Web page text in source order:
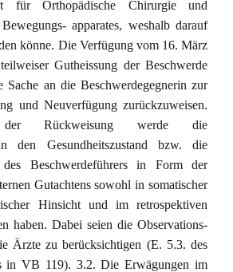
für Orthopädische Chirurgie und
apparates, weshalb darauf
könne. Die Verfügung vom 16. März
Gutheissung der Beschwerde
Sache an die Beschwerdegegnerin zur
und Neuverfügung zurückzuweisen.
Rückweisung werde die
den Gesundheitszustand bzw. die
Beschwerdeführers in Form der
Gutachtens sowohl in somatischer
Hinsicht und im retrospektiven
haben. Dabei seien die Observations-
Ärzte zu berücksichtigen (E. 5.3. des
in VB 119). 3.2. Die Erwägungen im